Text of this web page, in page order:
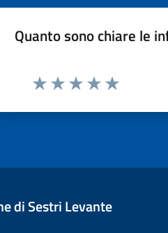
Quanto sono chiare le
di Sestri Levante